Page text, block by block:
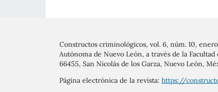
Constructos criminológicos, vol. 6, núm. 10,
Autónoma de Nuevo León, a través de la
66455, San Nicolás de los Garza, Nuevo León,
Página electrónica de la revista: https://